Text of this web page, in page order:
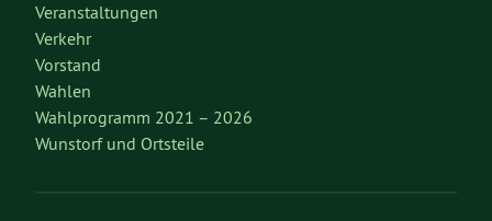
Veranstaltungen
Verkehr
Vorstand
Wahlen
Wahlprogramm 2021 – 2026
Wunstorf und Ortsteile